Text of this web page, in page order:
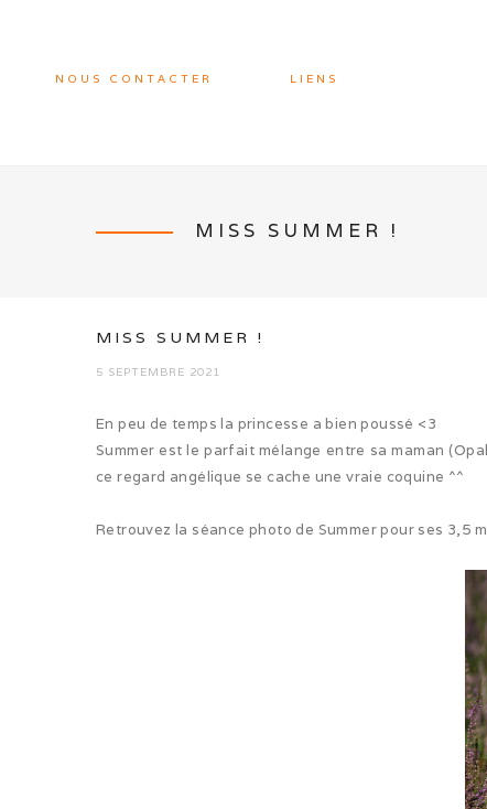
NOUS CONTACTER LIENS
MISS SUMMER !
MISS SUMMER !
5 SEPTEMBRE 2021
En peu de temps la princesse a bien poussé <3
Summer est le parfait mélange entre sa maman
ce regard angélique se cache une vraie coquine ^^
Retrouvez la séance photo de Summer pour ses 3,5